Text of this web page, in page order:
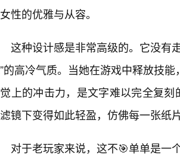
性的优雅与从容。
这种设计感是非常高级的。它没有
的高冷气质。当她在游戏中释放技
上的冲击力，是文字难以完全复
镜下变得如此轻盈，仿佛每一张纸
对于老玩家来说，这不🎯单单是一